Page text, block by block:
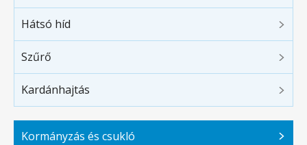
Hátsó híd
Szűrő
Kardánhajtás
Kormányzás és csukló